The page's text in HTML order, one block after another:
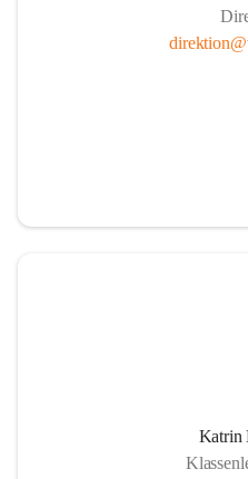
Katrin